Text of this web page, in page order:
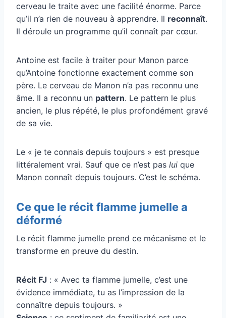
cerveau le traite avec une facilité énorme. Parce
qu’il n’a rien de nouveau à apprendre. Il reconnaît.
Il déroule un programme qu’il connaît par cœur.
Antoine est facile à traiter pour Manon parce
qu’Antoine fonctionne exactement comme son
père. Le cerveau de Manon n’a pas reconnu une
âme. Il a reconnu un pattern. Le pattern le plus
ancien, le plus répété, le plus profondément gravé
de sa vie.
Le « je te connais depuis toujours » est presque
littéralement vrai. Sauf que ce n’est pas lui que
Manon connaît depuis toujours. C’est le schéma.
Ce que le récit flamme jumelle a
déformé
Le récit flamme jumelle prend ce mécanisme et le
transforme en preuve du destin.
Récit FJ : « Avec ta flamme jumelle, c’est une
évidence immédiate, tu as l’impression de la
connaître depuis toujours. »